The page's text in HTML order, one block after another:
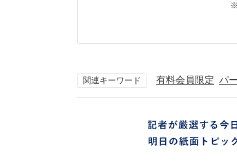
※
関連キーワード 有料会員限定 パ